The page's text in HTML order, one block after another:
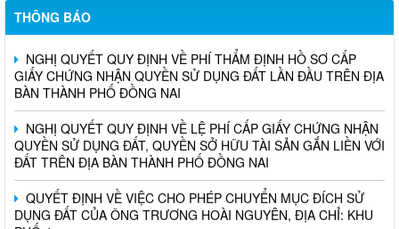
THÔNG BÁO
DỤNG ĐẤT CHO BÀ TRẦN NGỌC HÂN
NGHỊ QUYẾT QUY ĐỊNH VỀ PHÍ THẨM ĐỊNH HỒ SƠ CẤP
GIẤY CHỨNG NHẬN QUYỀN SỬ DỤNG ĐẤT LẦN ĐẦU TRÊN ĐỊA
BÀN THÀNH PHỐ ĐỒNG NAI
NGHỊ QUYẾT QUY ĐỊNH VỀ LỆ PHÍ CẤP GIẤY CHỨNG NHẬN
QUYỀN SỬ DỤNG ĐẤT, QUYỀN SỞ HỮU TÀI SẢN GẮN LIỀN VỚI
ĐẤT TRÊN ĐỊA BÀN THÀNH PHỐ ĐỒNG NAI
QUYẾT ĐỊNH VỀ VIỆC CHO PHÉP CHUYỂN MỤC ĐÍCH SỬ
DỤNG ĐẤT CỦA ÔNG TRƯƠNG HOÀI NGUYÊN, ĐỊA CHỈ: KHU
PHỐ 4